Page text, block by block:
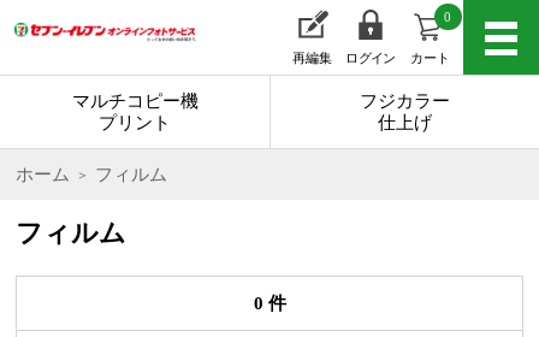
再編集 ログイン カート
0
マルチコピー機
プリント
フジカラー
仕上げ
ホーム フィルム
フィルム
0 件